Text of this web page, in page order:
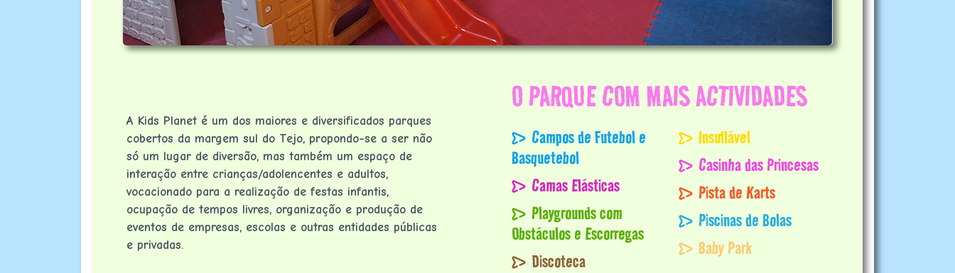
A Kids Planet é um dos maiores e diversificados parques
cobertos da margem sul do Tejo, propondo-se a ser não
só um lugar de diversão, mas também um espaço de
interação entre crianças/adolencentes e adultos,
vocacionado para a realização de festas infantis,
ocupação de tempos livres, organização e produção de
eventos de empresas, escolas e outras entidades públicas
e privadas.
O PARQUE COM MAIS ACTIVIDADES
Campos de Futebol e
Basquetebol
Camas Elásticas
Playgrounds com
Obstáculos e Escorregas
Discoteca
Insuflável
Casinha das Princesas
Pista de Karts
Piscinas de Bolas
Baby Park